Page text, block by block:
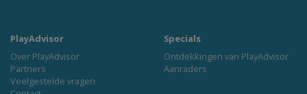
PlayAdvisor
Over PlayAdvisor
Partners
Veelgestelde vragen
Specials
Ontdekkingen van PlayAdvisor
Aanraders